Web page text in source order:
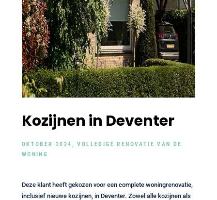
Kozijnen in Deventer
OKTOBER 2024, VOLLEDIGE RENOVATIE VAN DE
WONING
Deze klant heeft gekozen voor een complete woningrenovatie,
inclusief nieuwe kozijnen, in Deventer. Zowel alle kozijnen als